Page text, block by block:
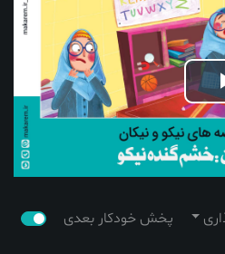
Play
Video
پخش خودکار بعدی